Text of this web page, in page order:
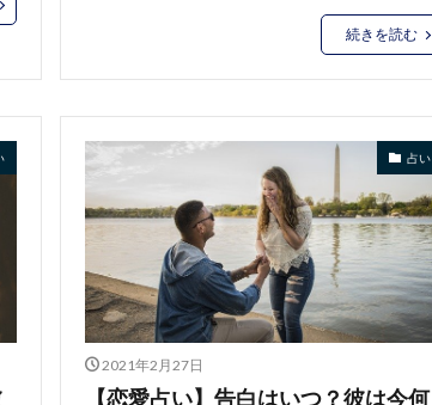
続きを読む
占い
2021年2月27日
【恋愛占い】告白はいつ？彼は今何